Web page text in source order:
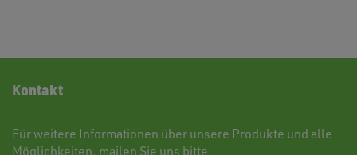
Kontakt
Für weitere Informationen über unsere Produkte und alle
Möglichkeiten, mailen Sie uns bitte.